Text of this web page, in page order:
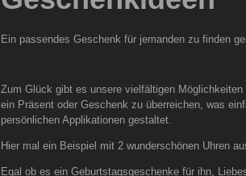
Ein passendes Geschenk für jemanden zu finden
Zum Glück gibt es unsere vielfältigen
ein Präsent oder Geschenk zu überreichen, was
persönlichen Applikationen gestaltet.
Hier mal ein Beispiel mit 2 wunderschönen Uhren
Egal ob es ein Geburtstagsgeschenke für ihn,